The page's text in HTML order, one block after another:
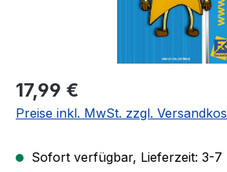
Regulärer Preis:
17,99 €
Preise inkl. MwSt. zzgl.
Sofort verfügbar, Lieferzeit: 3-7